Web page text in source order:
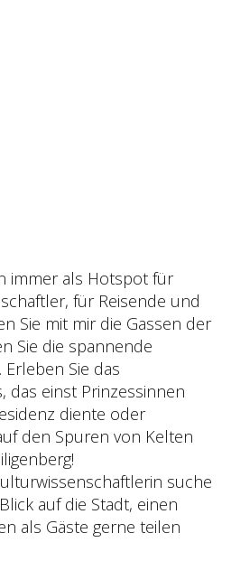
immer als Hotspot für
für Reisende und
Sie mit mir die Gassen der
Sie die spannende
Sie das
das einst Prinzessinnen
diente oder
den Spuren von Kelten
suche
auf die Stadt, einen
als Gäste gerne teilen